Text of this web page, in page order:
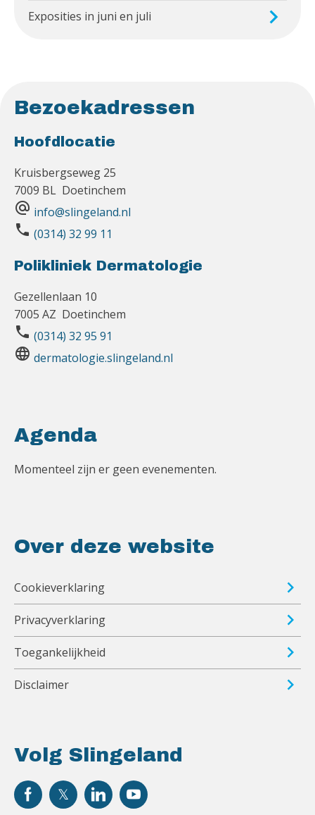
Exposities in juni en juli
Bezoekadressen
Hoofdlocatie
Kruisbergseweg 25
7009 BL Doetinchem
alternate_email info@slingeland.nl
phone (0314) 32 99 11
Polikliniek Dermatologie
Gezellenlaan 10
7005 AZ Doetinchem
phone (0314) 32 95 91
language dermatologie.slingeland.nl
Volg Slingeland
Agenda
Momenteel zijn er geen evenementen.
Over deze website
Cookieverklaring
Privacyverklaring
Toegankelijkheid
Disclaimer